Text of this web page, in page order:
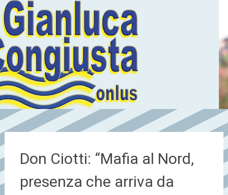
Don Ciotti: “Mafia al Nord,
presenza che arriva da